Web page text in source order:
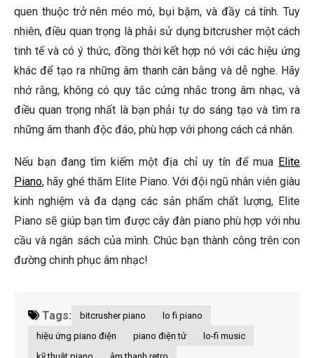
quen thuộc trở nên méo mó, bụi bặm, và đầy cá tính. Tuy
nhiên, điều quan trọng là phải sử dụng bitcrusher một cách
tinh tế và có ý thức, đồng thời kết hợp nó với các hiệu ứng
khác để tạo ra những âm thanh cân bằng và dễ nghe. Hãy
nhớ rằng, không có quy tắc cứng nhắc trong âm nhạc, và
điều quan trọng nhất là bạn phải tự do sáng tạo và tìm ra
những âm thanh độc đáo, phù hợp với phong cách cá nhân.
Nếu bạn đang tìm kiếm một địa chỉ uy tín để mua Elite
Piano, hãy ghé thăm Elite Piano. Với đội ngũ nhân viên giàu
kinh nghiệm và đa dạng các sản phẩm chất lượng, Elite
Piano sẽ giúp bạn tìm được cây đàn piano phù hợp với nhu
cầu và ngân sách của mình. Chúc bạn thành công trên con
đường chinh phục âm nhạc!
Tags: bitcrusher piano
lo fi piano
hiệu ứng piano điện
piano điện tử
lo-fi music